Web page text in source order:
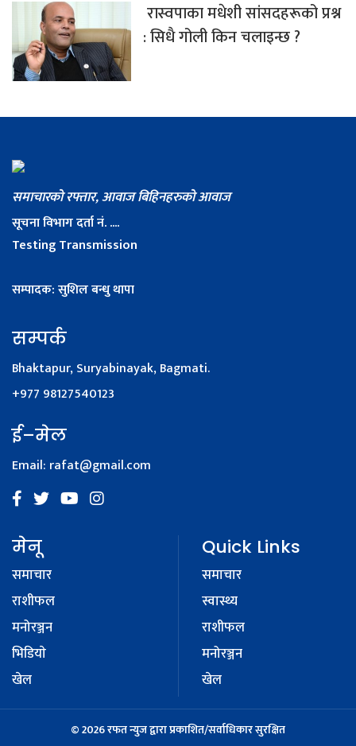
रास्वपाका मधेशी सांसदहरूको प्रश्न
: सिधै गोली किन चलाइन्छ ?
समाचारको रफ्तार, आवाज बिहिनहरुको आवाज
सूचना विभाग दर्ता नं. ....
Testing Transmission
सम्पादक: सुशिल बन्धु थापा
सम्पर्क
Bhaktapur, Suryabinayak, Bagmati.
+977 98127540123
ई–मेल
Email: rafat@gmail.com
मेनू
समाचार
राशीफल
मनोरञ्जन
भिडियाे
खेल
Quick Links
समाचार
स्वास्थ्य
राशीफल
मनोरञ्जन
खेल
© 2026 रफत न्युज द्वारा प्रकाशित/सर्वाधिकार सुरक्षित